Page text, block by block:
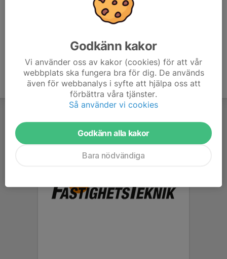
Godkänn kakor
Vi använder oss av kakor (cookies) för att vår
webbplats ska fungera bra för dig. De används
även för webbanalys i syfte att hjälpa oss att
förbättra våra tjänster.
Så använder vi cookies
Godkänn alla kakor
Bara nödvändiga